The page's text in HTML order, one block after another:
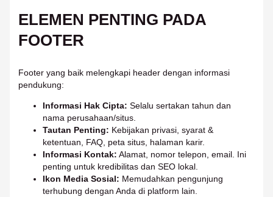
ELEMEN PENTING PADA
FOOTER
Footer yang baik melengkapi header dengan informasi
pendukung:
Informasi Hak Cipta: Selalu sertakan tahun dan
nama perusahaan/situs.
Tautan Penting: Kebijakan privasi, syarat &
ketentuan, FAQ, peta situs, halaman karir.
Informasi Kontak: Alamat, nomor telepon, email. Ini
penting untuk kredibilitas dan SEO lokal.
Ikon Media Sosial: Memudahkan pengunjung
terhubung dengan Anda di platform lain.